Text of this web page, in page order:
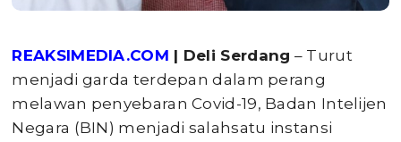
REAKSIMEDIA.COM | Deli Serdang – Turut
menjadi garda terdepan dalam perang
melawan penyebaran Covid-19, Badan Intelijen
Negara (BIN) menjadi salahsatu instansi